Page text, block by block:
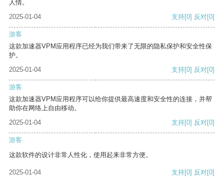
人情。
2025-01-04
支持[0] 反对[0]
游客
这款加速器VPM应用程序已经为我们带来了无限的隐私保护和安全性保
护。
2025-01-04
支持[0] 反对[0]
游客
这款加速器VPM应用程序可以给你提供最高速度和安全性的连接，并帮
助你在网络上自由移动。
2025-01-04
支持[0] 反对[0]
游客
这款软件的设计非常人性化，使用起来非常方便。
2025-01-04 支持[0] 反对[0]